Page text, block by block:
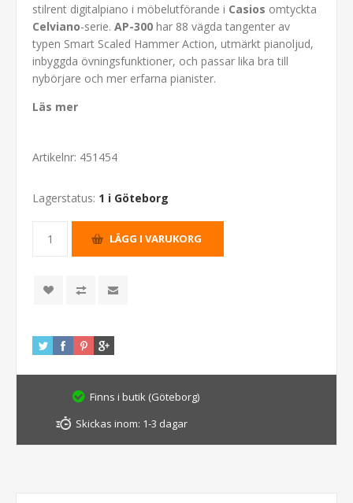
stilrent digitalpiano i möbelutförande i Casios omtyckta
Celviano-serie. AP-300 har 88 vägda tangenter av
typen Smart Scaled Hammer Action, utmärkt pianoljud,
inbyggda övningsfunktioner, och passar lika bra till
nybörjare och mer erfarna pianister.
Läs mer
Artikelnr: 451454
Lagerstatus: 1 i Göteborg
Finns i butik (Göteborg)
Skickas inom: 1-3 dagar